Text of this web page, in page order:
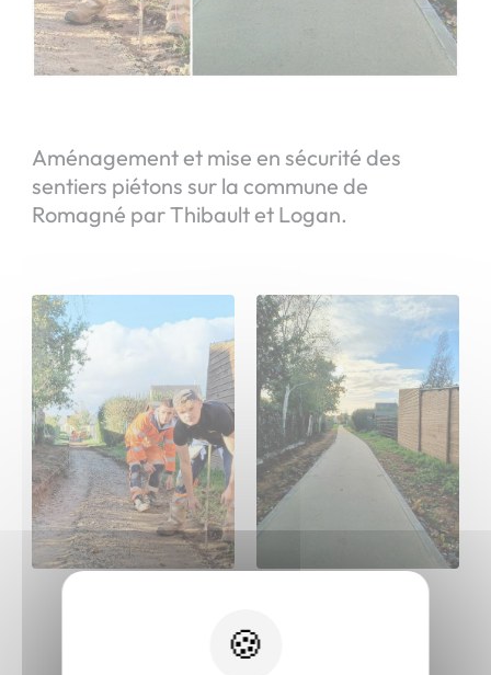
Aménagement et mise en sécurité des
sentiers piétons sur la commune de
Romagné par Thibault et Logan.